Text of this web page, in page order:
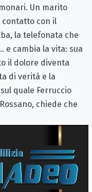
Un marito
contatto con il
la telefonata che
e cambia la vita: sua
il dolore diventa
di verità e la
quale Ferruccio
chiede che